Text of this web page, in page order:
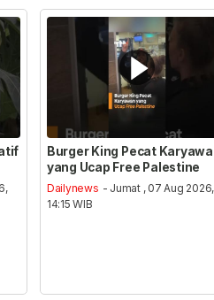
Burger King Pecat
yang Ucap Free Palestine
Dailynews - Jumat , 07 Aug 2026,
14:15 WIB